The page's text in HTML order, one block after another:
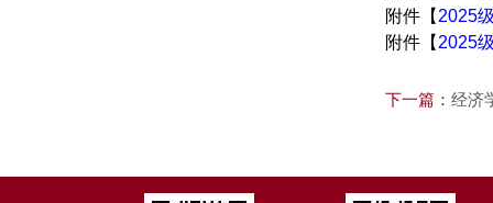
附件【 2025
附件【 2025
下一篇： 经济